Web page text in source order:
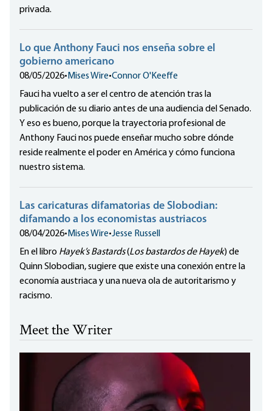
privada.
Lo que Anthony Fauci nos enseña sobre el
gobierno americano
08/05/2026• Mises Wire•Connor O'Keeffe
Fauci ha vuelto a ser el centro de atención tras la
publicación de su diario antes de una audiencia del Senado.
Y eso es bueno, porque la trayectoria profesional de
Anthony Fauci nos puede enseñar mucho sobre dónde
reside realmente el poder en América y cómo funciona
nuestro sistema.
Las caricaturas difamatorias de Slobodian:
difamando a los economistas austriacos
08/04/2026• Mises Wire•Jesse Russell
En el libro Hayek’s Bastards(Los bastardos de Hayek) de
Quinn Slobodian, sugiere que existe una conexión entre la
economía austriaca y una nueva ola de autoritarismo y
racismo.
Meet the Writer